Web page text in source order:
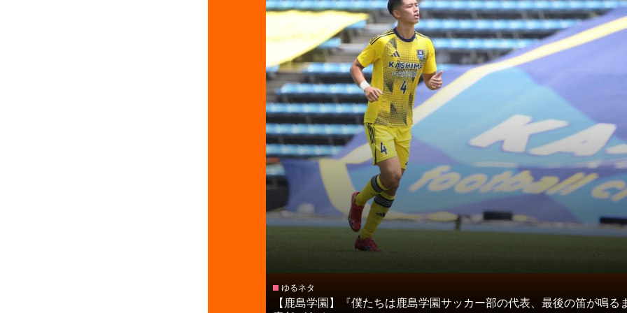
ゆるネタ
【鹿島学園】『僕たちは鹿島学園サッカー部の代表、最後の笛が鳴る